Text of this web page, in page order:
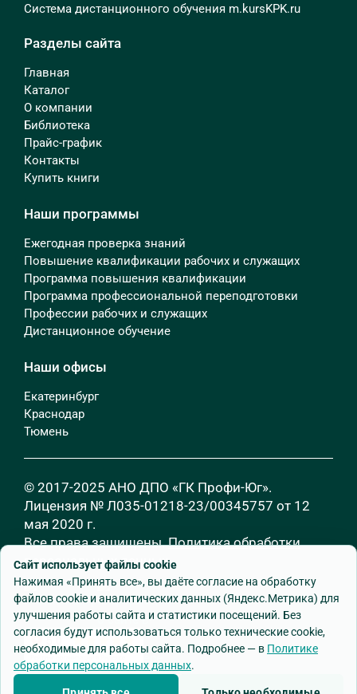
Система дистанционного обучения m.kursKPK.ru
Разделы сайта
Главная
Каталог
О компании
Библиотека
Прайс-график
Контакты
Купить книги
Наши программы
Ежегодная проверка знаний
Повышение квалификации рабочих и служащих
Программа повышения квалификации
Программа профессиональной переподготовки
Профессии рабочих и служащих
Дистанционное обучение
Наши офисы
Екатеринбург
Краснодар
Тюмень
© 2017-2025 АНО ДПО «ГК Профи-Юг».
Лицензия № Л035-01218-23/00345757 от 12
мая 2020 г.
Все права защищены.Политика обработки
персональных данных
Сайт использует файлы cookie
Нажимая «Принять все», вы даёте согласие на обработку
файлов cookie и аналитических данных (Яндекс.Метрика) для
улучшения работы сайта и статистики посещений. Без
согласия будут использоваться только технические cookie,
необходимые для работы сайта. Подробнее — в Политике
обработки персональных данных.